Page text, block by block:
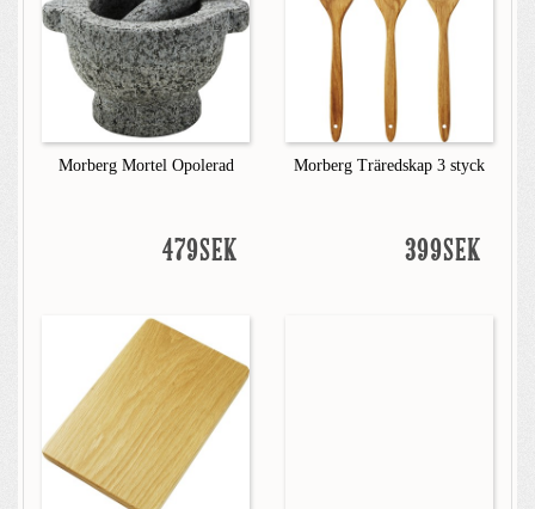
Morberg Mortel Opolerad
479SEK
Morberg Träredskap 3 styck
399SEK